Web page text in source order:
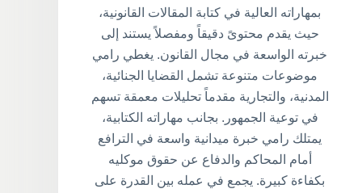
بمهاراته العالية في كتابة المقالات القانونية،
حيث يقدم محتوىً دقيقاً ومفصلاً يستند إلى
خبرته الواسعة في مجال القانون. يغطي رامي
موضوعات متنوعة تشمل القضايا الجنائية،
المدنية، والتجارية مقدماً تحليلات معمقة تسهم
في توعية الجمهور. بجانب مهاراته الكتابية،
يمتلك رامي خبرة ميدانية واسعة في الترافع
أمام المحاكم والدفاع عن حقوق موكليه
بكفاءة كبيرة. يجمع في عمله بين القدرة على